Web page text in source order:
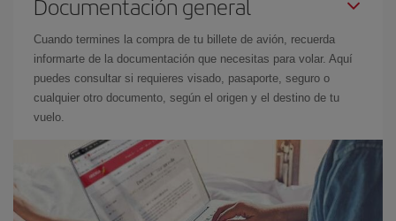
Documentación general
Cuando termines la compra de tu billete de avión, recuerda
informarte de la documentación que necesitas para volar. Aquí
puedes consultar si requieres visado, pasaporte, seguro o
cualquier otro documento, según el origen y el destino de tu
vuelo.